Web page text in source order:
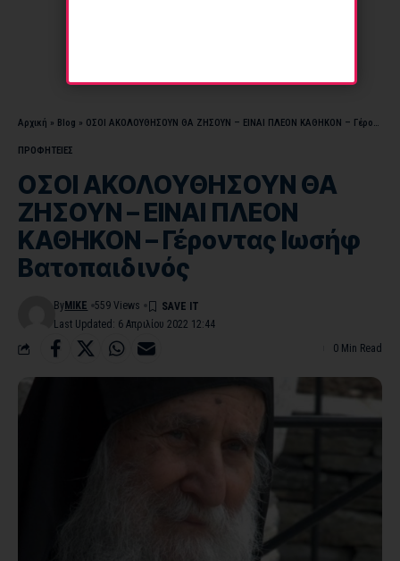
Αρχική » Blog » ΟΣΟΙ ΑΚΟΛΟΥΘΗΣΟΥΝ ΘΑ ΖΗΣΟΥΝ – ΕΙΝΑΙ ΠΛΕΟΝ ΚΑΘΗΚΟΝ – Γέροντας Ιωσήφ Βατοπαιδινός
ΠΡΟΦΗΤΕΙΕΣ
ΟΣΟΙ ΑΚΟΛΟΥΘΗΣΟΥΝ ΘΑ
ΖΗΣΟΥΝ – ΕΙΝΑΙ ΠΛΕΟΝ
ΚΑΘΗΚΟΝ – Γέροντας Ιωσήφ
Βατοπαιδινός
Last Updated: 6 Απριλίου 2022 12:44
By MIKE 559 Views
0 Min Read